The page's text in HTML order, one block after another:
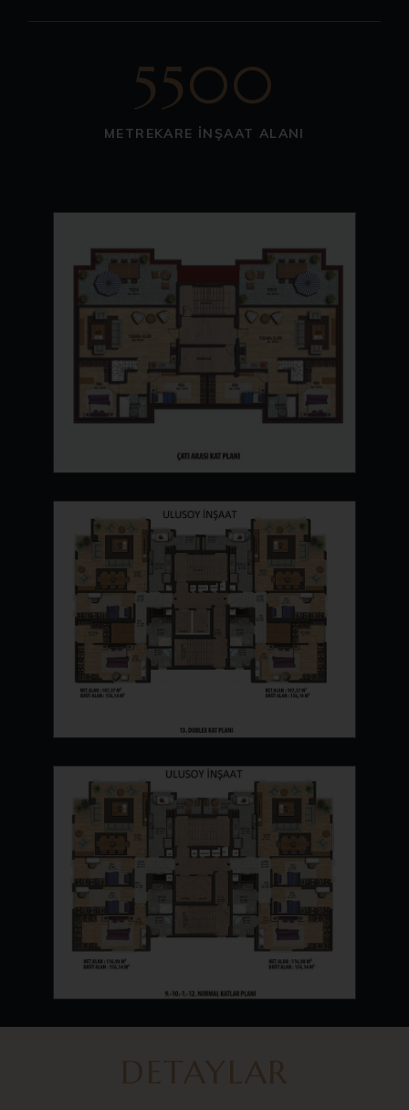
5500
METREKARE İNŞAAT ALANI
DETAYLAR